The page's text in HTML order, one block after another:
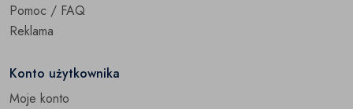
Pomoc / FAQ
Reklama
Konto użytkownika
Moje konto